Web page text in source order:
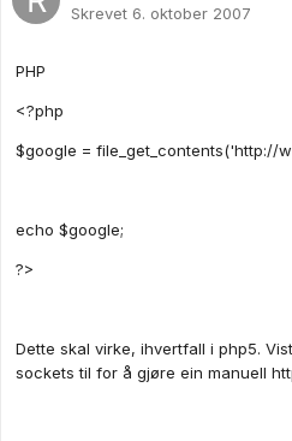
Skrevet 6. oktober 2007
PHP
<?php
$google = file_get_contents('http://
echo $google;
?>
Dette skal virke, ihvertfall i php5.
sockets til for å gjøre ein manuell